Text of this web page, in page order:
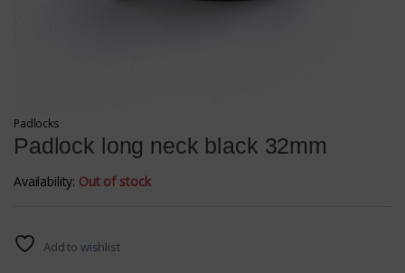
Padlocks
Padlock long neck black 32mm
Availability: Out of stock
Add to wishlist